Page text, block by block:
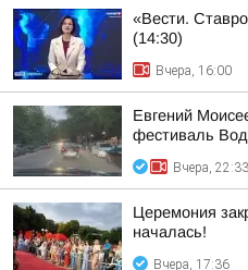
«Вести.
(14:30)
Вчера, 16:00
Евгений
фестиваль
Вчера, 22:33
Церемония
началась!
Вчера, 17:36